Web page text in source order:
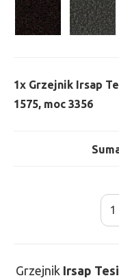
1x Grzejnik Irsap
1575, moc 3356
ilość
Grzejnik Irsap Tesi